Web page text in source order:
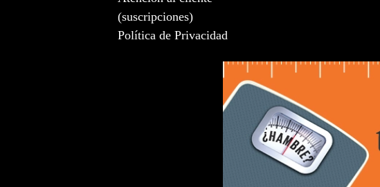
(suscripciones)
Política de Privacidad